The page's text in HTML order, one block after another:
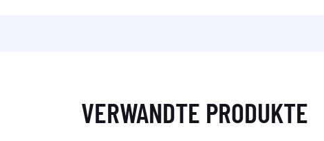
VERWANDTE PRODUKTE